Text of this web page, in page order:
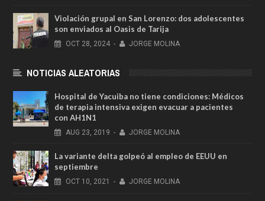
Violación grupal en San Lorenzo: dos adolescentes
son enviados al Oasis de Tarija
OCT 28, 2024 - JORGE MOLINA
NOTICIAS ALEATORIAS
Hospital de Yacuiba no tiene condiciones: Médicos
de terapia intensiva exigen evacuar a pacientes
con AH1N1
AUG 23, 2019 - JORGE MOLINA
La variante delta golpeó al empleo de EEUU en
septiembre
OCT 10, 2021 - JORGE MOLINA